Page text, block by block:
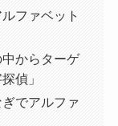
ファベット
中からターゲ
偵」
ぎでアルファ